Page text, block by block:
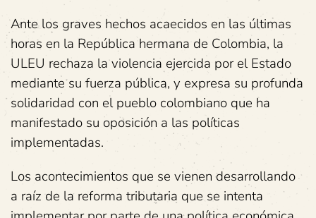
Ante los graves hechos acaecidos en las últimas
horas en la República hermana de Colombia, la
ULEU rechaza la violencia ejercida por el Estado
mediante su fuerza pública, y expresa su profunda
solidaridad con el pueblo colombiano que ha
manifestado su oposición a las políticas
implementadas.
Los acontecimientos que se vienen desarrollando
a raíz de la reforma tributaria que se intenta